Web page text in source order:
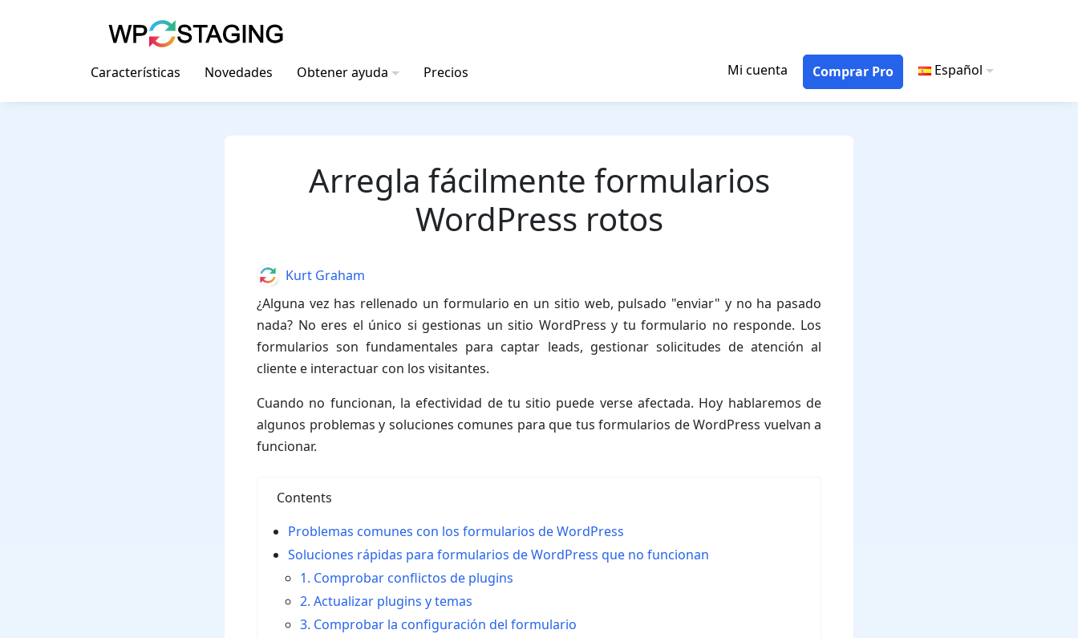
Características
Novedades Obtener ayuda Precios Mi cuenta Comprar Pro Español
Arregla fácilmente formularios
WordPress rotos
¿Alguna vez has rellenado un formulario en un sitio web, pulsado "enviar" y no ha pasado
nada? No eres el único si gestionas un sitio WordPress y tu formulario no responde. Los
formularios son fundamentales para captar leads, gestionar solicitudes de atención al
cliente e interactuar con los visitantes.
Cuando no funcionan, la efectividad de tu sitio puede verse afectada. Hoy hablaremos de
algunos problemas y soluciones comunes para que tus formularios de WordPress vuelvan a
funcionar.
Contents
Problemas comunes con los formularios de WordPress
Soluciones rápidas para formularios de WordPress que no funcionan
1. Comprobar conflictos de plugins
2. Actualizar plugins y temas
3. Comprobar la configuración del formulario
AuthorKurt Graham